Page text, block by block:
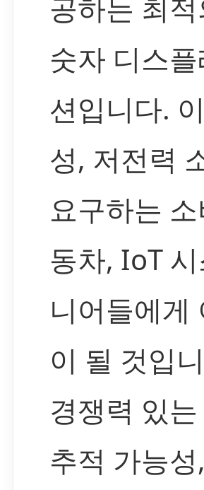
공하는 최
숫자 디스
션입니다.
성, 저전력
요구하는
동차, IoT
니어들에게
이 될 것입
경쟁력 있
추적 가능